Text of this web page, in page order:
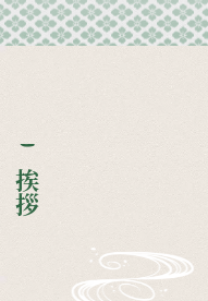
ご挨拶